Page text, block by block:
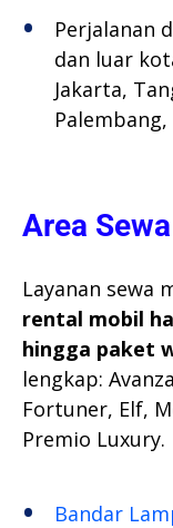
Perjalanan
dan luar
Jakarta,
Area
Layanan sewa
rental mobil
hingga paket
lengkap:
Fortuner, Elf,
Premio Luxury.
Bandar